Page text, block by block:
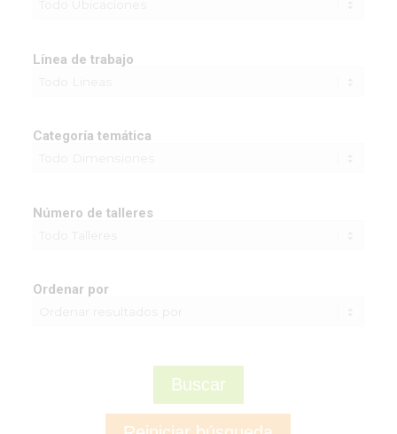
Línea de trabajo
Categoría temática
Número de talleres
Ordenar por